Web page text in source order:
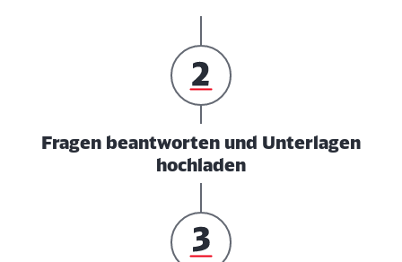
Fragen beantworten und Unterlagen
hochladen